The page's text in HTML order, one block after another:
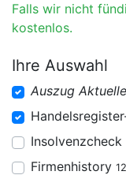
Falls wir nicht
kostenlos.
Ihre Auswahl
Auszug
Insolvenzcheck
Firmenhistory